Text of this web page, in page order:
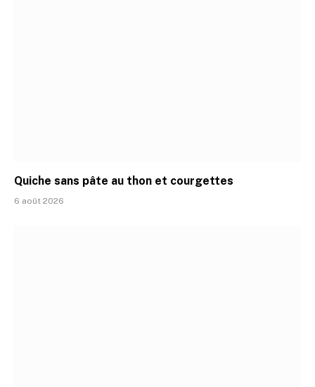
Quiche sans pâte au thon et courgettes
6 août 2026